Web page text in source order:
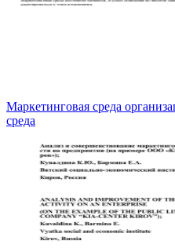
Маркетинговая среда
среда